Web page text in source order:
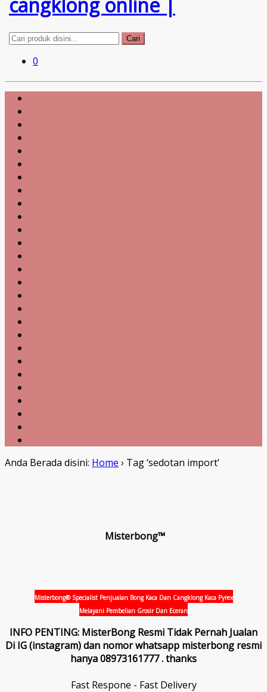
Cari
0
Anda Berada disini: Home › Tag ‘sedotan import’
Misterbong™
Misterbong® Specialist Penjualan Bong Kaca Dan Cangklong Kaca Pyrex
Melayani Pembelian Grosir Dan Eceran
INFO PENTING: MisterBong Resmi Tidak Pernah Jualan
Di IG (instagram) dan nomor whatsapp misterbong resmi
hanya 08973161777 . thanks
Fast Respone - Fast Delivery